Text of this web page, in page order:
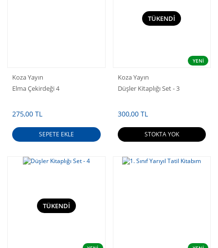
Koza Yayın
Elma Çekirdeği 4
275,00 TL
SEPETE EKLE
YENİ
TÜKENDİ
Koza Yayın
Düşler Kitaplığı Set - 3
300,00 TL
STOKTA YOK
TÜKENDİ